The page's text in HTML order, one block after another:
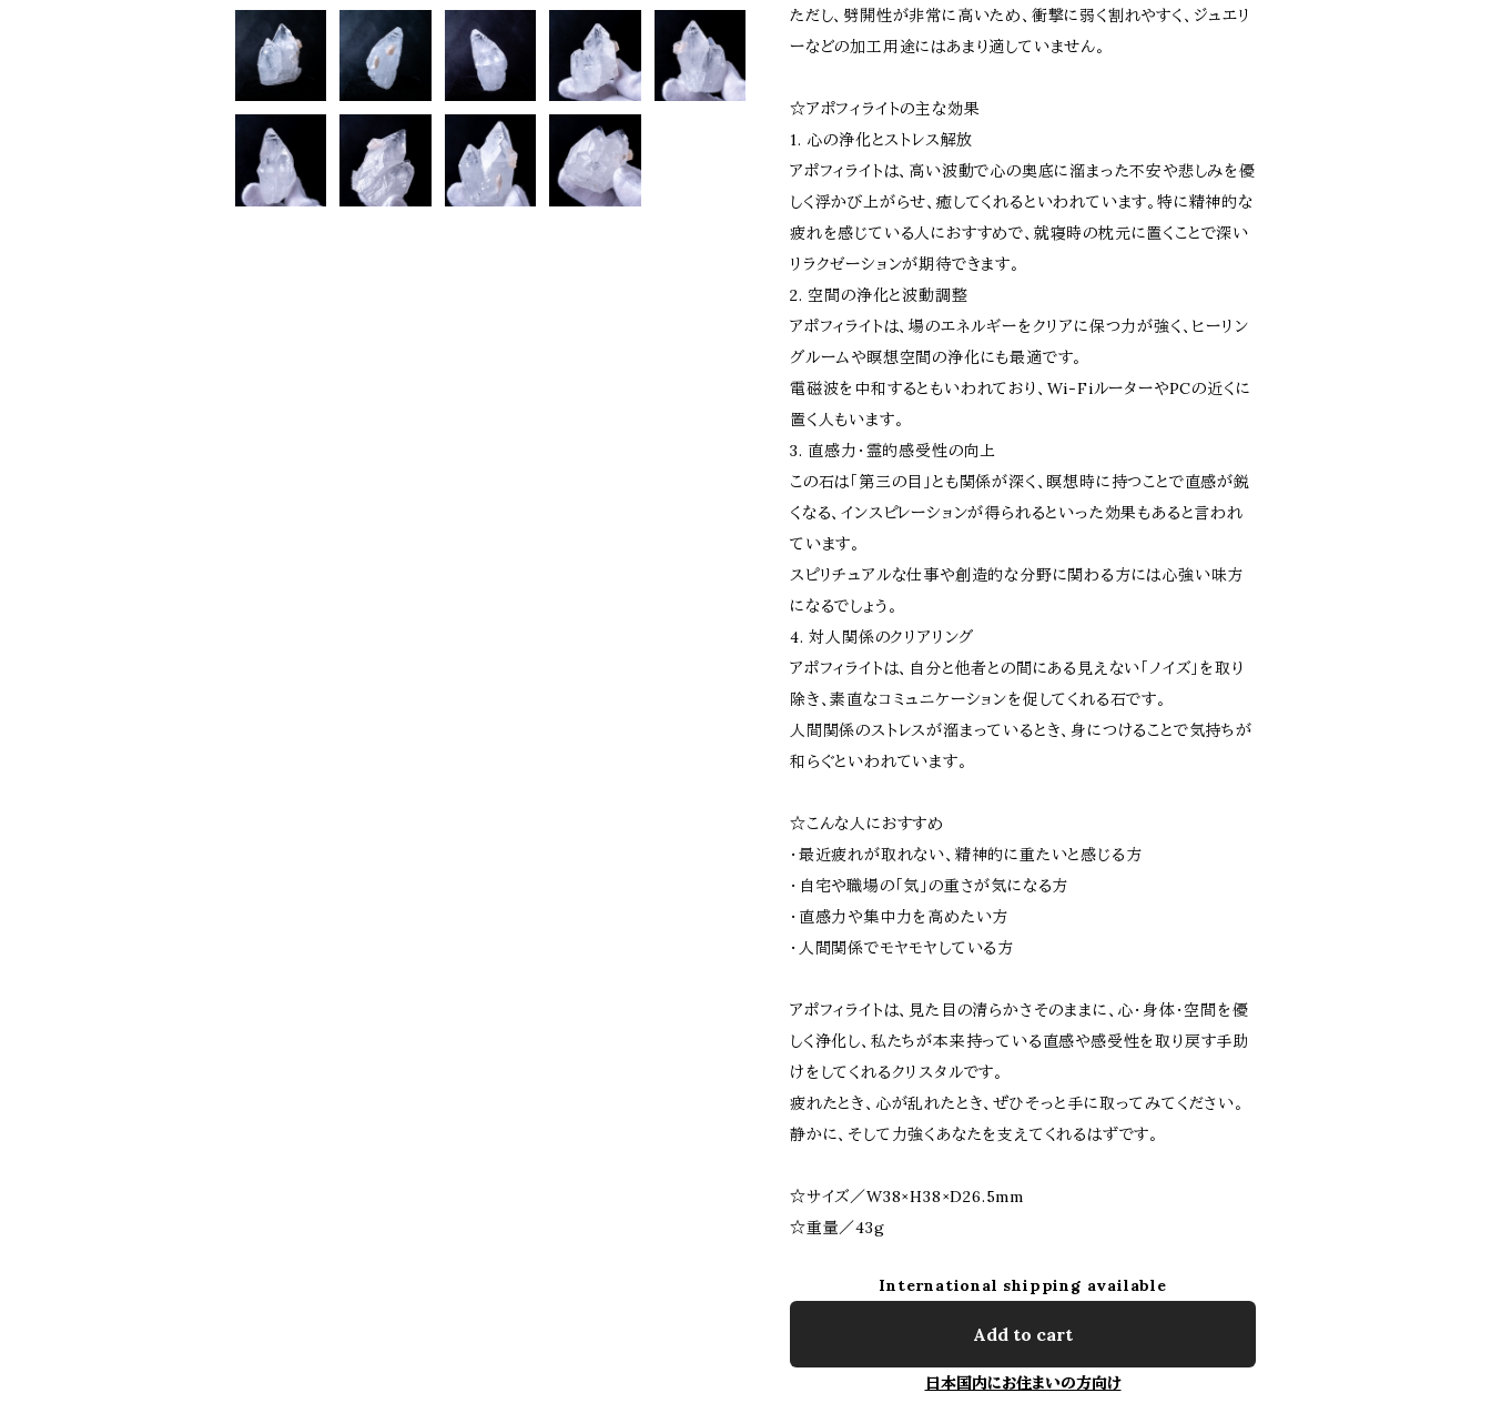
ただし、劈開性が非常に高いため、衝撃に弱く割れやすく、ジュエリ
ーなどの加工用途にはあまり適していません。
☆アポフィライトの主な効果
1. 心の浄化とストレス解放
アポフィライトは、高い波動で心の奥底に溜まった不安や悲しみを優
しく浮かび上がらせ、癒してくれるといわれています。特に精神的な
疲れを感じている人におすすめで、就寝時の枕元に置くことで深い
リラクゼーションが期待できます。
2. 空間の浄化と波動調整
アポフィライトは、場のエネルギーをクリアに保つ力が強く、ヒーリン
グルームや瞑想空間の浄化にも最適です。
電磁波を中和するともいわれており、Wi-FiルーターやPCの近くに
置く人もいます。
3. 直感力・霊的感受性の向上
この石は「第三の目」とも関係が深く、瞑想時に持つことで直感が鋭
くなる、インスピレーションが得られるといった効果もあると言われ
ています。
スピリチュアルな仕事や創造的な分野に関わる方には心強い味方
になるでしょう。
4. 対人関係のクリアリング
アポフィライトは、自分と他者との間にある見えない「ノイズ」を取り
除き、素直なコミュニケーションを促してくれる石です。
人間関係のストレスが溜まっているとき、身につけることで気持ちが
和らぐといわれています。
☆こんな人におすすめ
・最近疲れが取れない、精神的に重たいと感じる方
・自宅や職場の「気」の重さが気になる方
・直感力や集中力を高めたい方
・人間関係でモヤモヤしている方
アポフィライトは、見た目の清らかさそのままに、心・身体・空間を優
しく浄化し、私たちが本来持っている直感や感受性を取り戻す手助
けをしてくれるクリスタルです。
疲れたとき、心が乱れたとき、ぜひそっと手に取ってみてください。
静かに、そして力強くあなたを支えてくれるはずです。
☆サイズ／W38×H38×D26.5mm
☆重量／43g
International shipping available
Add to cart
日本国内にお住まいの方向け